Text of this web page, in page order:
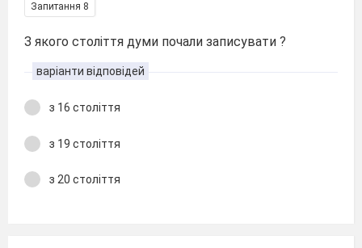
Запитання 8
З якого століття думи почали записувати ?
варіанти відповідей
з 16 століття
з 19 століття
з 20 століття